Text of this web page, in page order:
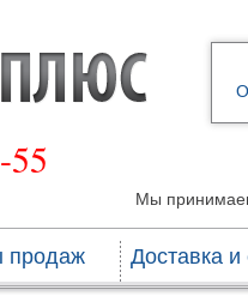
Мы
продаж Доставка и